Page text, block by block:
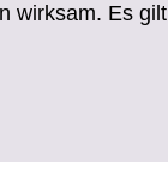
wirksam. Es